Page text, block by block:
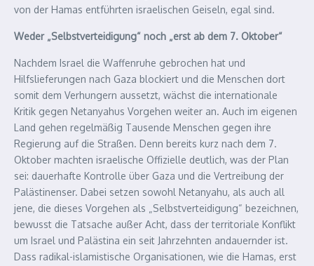
von der Hamas entführten israelischen Geiseln, egal sind.
Weder „Selbstverteidigung“ noch „erst ab dem 7. Oktober“
Nachdem Israel die Waffenruhe gebrochen hat und
Hilfslieferungen nach Gaza blockiert und die Menschen dort
somit dem Verhungern aussetzt, wächst die internationale
Kritik gegen Netanyahus Vorgehen weiter an. Auch im eigenen
Land gehen regelmäßig Tausende Menschen gegen ihre
Regierung auf die Straßen. Denn bereits kurz nach dem 7.
Oktober machten israelische Offizielle deutlich, was der Plan
sei: dauerhafte Kontrolle über Gaza und die Vertreibung der
Palästinenser. Dabei setzen sowohl Netanyahu, als auch all
jene, die dieses Vorgehen als „Selbstverteidigung“ bezeichnen,
bewusst die Tatsache außer Acht, dass der territoriale Konflikt
um Israel und Palästina ein seit Jahrzehnten andauernder ist.
Dass radikal-islamistische Organisationen, wie die Hamas, erst